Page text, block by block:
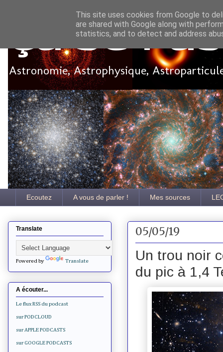
Ça se
Astronomie, Astrophysique,
Ecoutez A vous de parler ! Mes sources
05/05/19
Un trou noir
du pic à 1,4
Translate
Powered by Translate
A écouter...
Le flux RSS du podcast
sur PODCLOUD
sur APPLE PODCASTS
sur GOOGLE PODCASTS
This site uses cookies from Google to
are shared with Google along with
statistics, and to detect and address